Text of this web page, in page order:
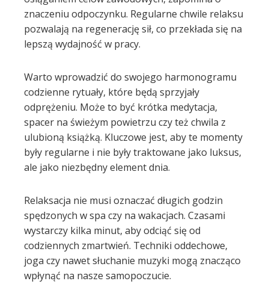
znaczeniu odpoczynku. Regularne chwile relaksu
pozwalają na regenerację sił, co przekłada się na
lepszą wydajność w pracy.
Warto wprowadzić do swojego harmonogramu
codzienne rytuały, które będą sprzyjały
odprężeniu. Może to być krótka medytacja,
spacer na świeżym powietrzu czy też chwila z
ulubioną książką. Kluczowe jest, aby te momenty
były regularne i nie były traktowane jako luksus,
ale jako niezbędny element dnia.
Relaksacja nie musi oznaczać długich godzin
spędzonych w spa czy na wakacjach. Czasami
wystarczy kilka minut, aby odciąć się od
codziennych zmartwień. Techniki oddechowe,
joga czy nawet słuchanie muzyki mogą znacząco
wpłynąć na nasze samopoczucie.